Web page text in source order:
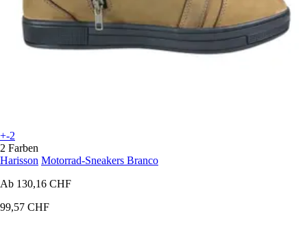
+-2
2 Farben
Harisson Motorrad-Sneakers Branco
Ab 130,16 CHF
99,57 CHF